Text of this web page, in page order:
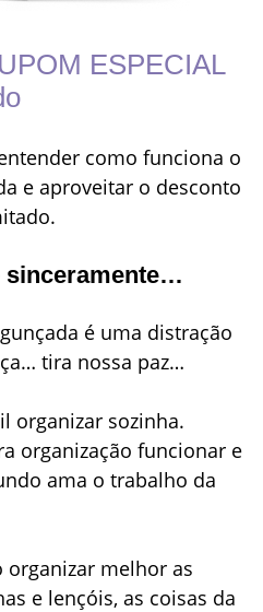
ESPECIAL
como funciona o
e aproveitar o desconto
sinceramente…
é uma distração
tira nossa paz…
organizar sozinha.
organização funcionar e
ama o trabalho da
organizar melhor as
e lençóis, as coisas da